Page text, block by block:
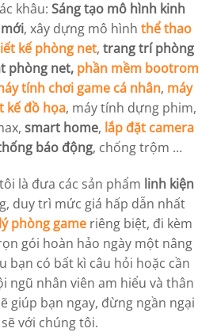
khâu: Sáng tạo mô hình kinh
, xây dựng mô hình thể thao
kế phòng net, trang trí phòng
phòng net, phần mềm bootrom
tính chơi game cá nhân, máy
kế đồ họa, máy tính dựng phim,
smart home, lắp đặt camera
báo động, chống trộm …
là đưa các sản phẩm linh kiện
duy trì mức giá hấp dẫn nhất
phòng gameriêng biệt, đi kèm
gói hoàn hảo ngày một nâng
bạn có bất kì câu hỏi hoặc cần
ngũ nhân viên am hiểu và thân
giúp bạn ngay, đừng ngần ngại
với chúng tôi.